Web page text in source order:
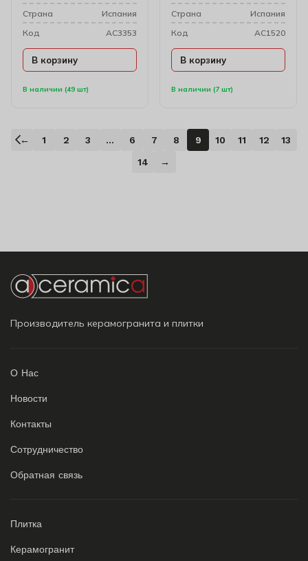
В наличии (49 шт)
Cтрана
Испания
Код
AC3353
В корзину
В наличии (7 шт)
Cтрана
Испания
Код
AC1520
В корзину
← 1 2 3 … 6 7 8 9 10 11 12
13
14
→
Производитель керамогранита и плитки
О Нас
Новости
Контакты
Сотрудничество
Обратная связь
Плитка
Керамогранит